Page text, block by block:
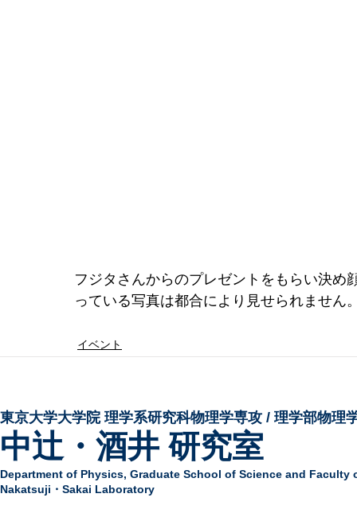
フジタさんからのプレゼントをもらい決め
っている写真は都合により見せられません
イベント
東京大学大学院 ​理学系研究科物理学専攻 / 理学部物理
中辻・酒井 研究室
Department of Physics, Graduate School of Science and Faculty
Nakatsuji・Sakai Laboratory